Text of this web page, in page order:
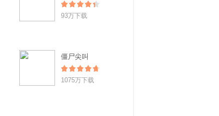
93万下载
僵尸尖叫
1075万下载